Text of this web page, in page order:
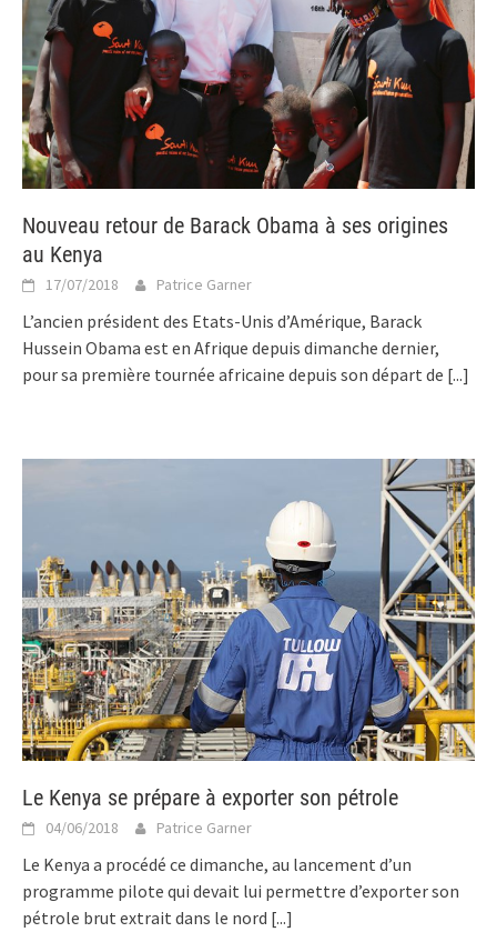
Nouveau retour de Barack Obama à ses origines
au Kenya
17/07/2018 Patrice Garner
L’ancien président des Etats-Unis d’Amérique, Barack
Hussein Obama est en Afrique depuis dimanche dernier,
pour sa première tournée africaine depuis son départ de [...]
Le Kenya se prépare à exporter son pétrole
04/06/2018 Patrice Garner
Le Kenya a procédé ce dimanche, au lancement d’un
programme pilote qui devait lui permettre d’exporter son
pétrole brut extrait dans le nord [...]